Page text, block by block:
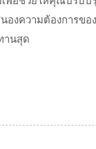
งความต้องการ
านสุด